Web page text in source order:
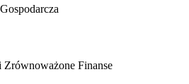
Finanse